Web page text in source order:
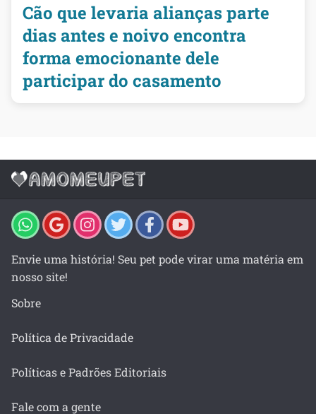
Cão que levaria alianças parte
dias antes e noivo encontra
forma emocionante dele
participar do casamento
Envie uma história! Seu pet pode virar uma matéria em
nosso site!
Sobre
Política de Privacidade
Políticas e Padrões Editoriais
Fale com a gente